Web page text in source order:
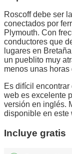
Roscoff debe ser
conectados por
Plymouth. Con
conductores que
lugares en
un pueblito muy
menos unas
Es difícil
web es excelente
versión en inglés.
disponible en este
Incluye gratis